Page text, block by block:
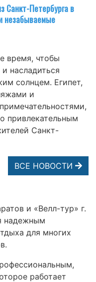
Санкт-Петербурга в
незабываемые
время, чтобы
насладиться
солнцем. Египет,
и
привлекательным
Санкт-
ВСЕ НОВОСТИ
и «Велл-тур» г.
надежным
для многих
работает